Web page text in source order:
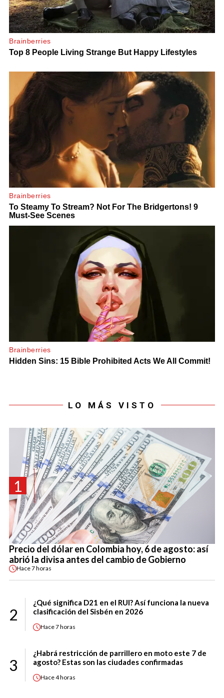
LO MÁS VISTO
1
Precio del dólar en Colombia hoy, 6 de agosto: así
abrió la divisa antes del cambio de Gobierno
Hace7 horas
2
¿Qué significa D21 en el RUI? Así funciona la nueva
clasificación del Sisbén en 2026
Hace7 horas
3
¿Habrá restricción de parrillero en moto este 7 de
agosto? Estas son las ciudades confirmadas
Hace4 horas